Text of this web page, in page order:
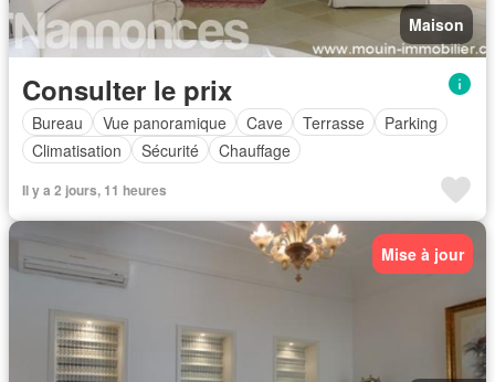
Maison
Consulter le prix
Bureau Vue panoramique Cave Terrasse
Parking
Climatisation
Sécurité Chauffage
Il y a 2 jours, 11 heures
Mise à jour